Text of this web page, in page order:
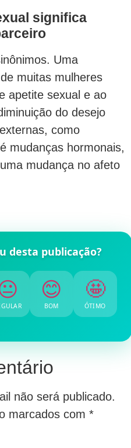
significa
Uma
muitas mulheres
apetite sexual e ao
do desejo
como
mudanças hormonais,
mudança no afeto
desta publicação?
😊
BOM
🤩
ÓTIMO
não será publicado.
marcados com *